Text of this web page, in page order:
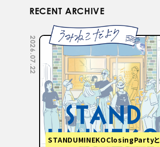
RECENT ARCHIVE
2026.07.22
STANDUMINEKOClosingPartyと